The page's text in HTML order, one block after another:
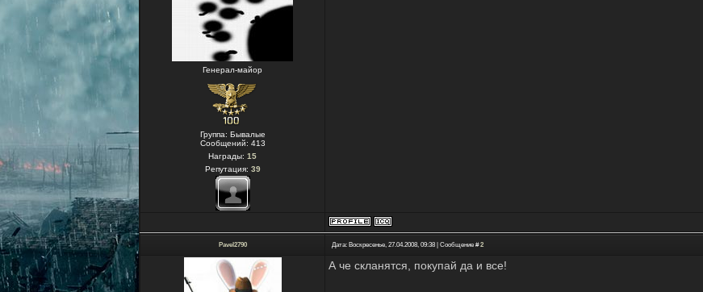
Генерал-майор
Группа: Бывалые
Сообщений: 413
Награды: 15
Репутация: 39
Pavel2790 Дата: Воскресенье, 27.04.2008, 09:38 | Сообщение #2
А че скланятся, покупай да и все!